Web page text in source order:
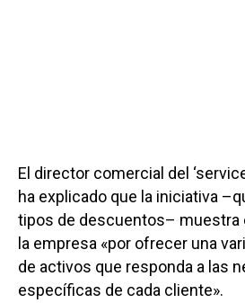
El director comercial del
ha explicado que la iniciativa
tipos de descuentos– muestra
la empresa «por ofrecer una
de activos que responda a las
específicas de cada cliente».